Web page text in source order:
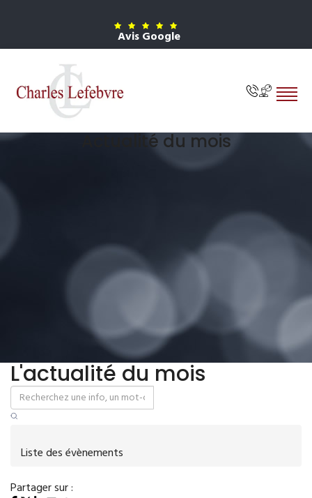
Avis Google
Actualité du mois
L'actualité du mois
Liste des évènements
Partager sur :